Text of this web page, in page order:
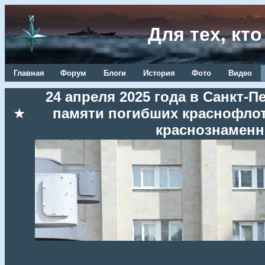
Для тех,
Главная Форум Блоги История Фото Видео
★
24 апреля 2025 года в Санкт-
памяти погибших